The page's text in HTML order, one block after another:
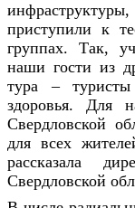
приступили к
группах. Так,
наши гости из
тура –
здоровья. Для
Свердловской
для всех
рассказала
Свердловской